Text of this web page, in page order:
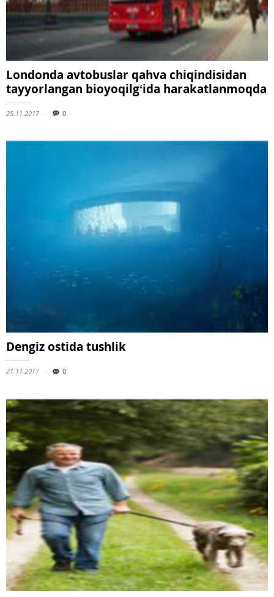
Londonda avtobuslar qahva chiqindisidan
tayyorlangan bioyoqilgʻida harakatlanmoqda
25.11.2017 0
Dengiz ostida tushlik
21.11.2017 0